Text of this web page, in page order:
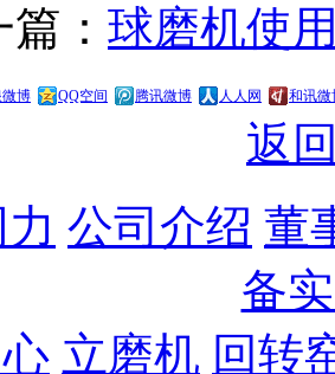
： 球磨机使
博 QQ空间 腾讯微博 人人网 和讯微
返
公司介绍 董
备
立磨机 回转